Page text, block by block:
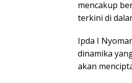
mencakup
terkini di
Ipda I
dinamika
akan